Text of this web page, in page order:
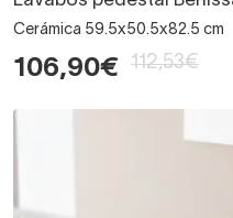
Cerámica 59.5x50.5x82.5 cm
106,90€ 112,53€